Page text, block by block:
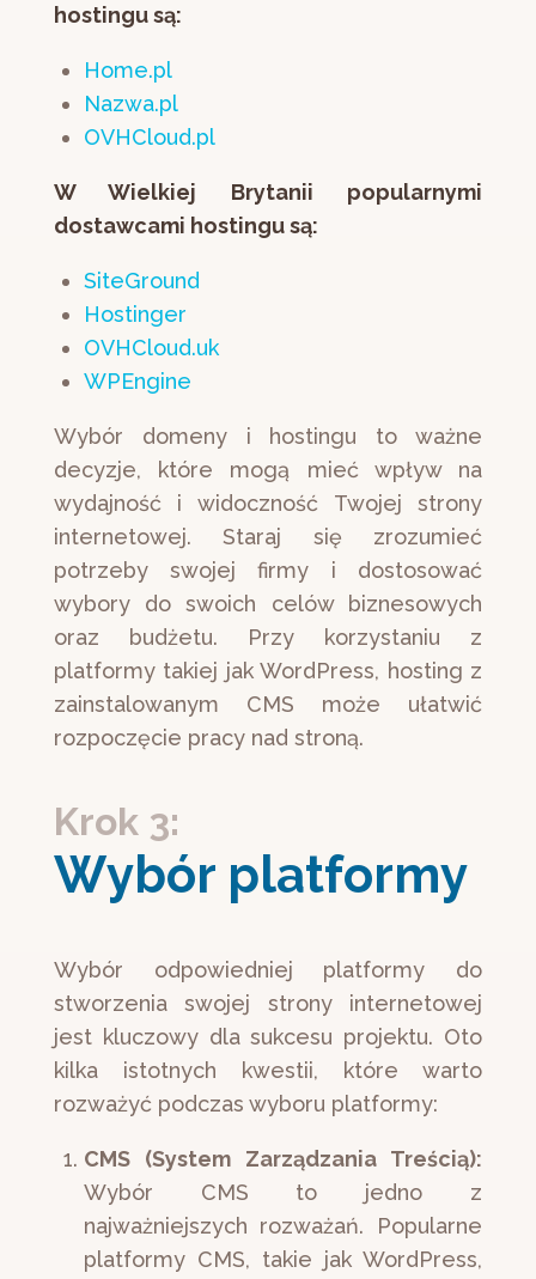
hostingu są:
Home.pl
Nazwa.pl
OVHCloud.pl
W Wielkiej Brytanii popularnymi
dostawcami hostingu są:
SiteGround
Hostinger
OVHCloud.uk
WPEngine
Wybór domeny i hostingu to ważne
decyzje, które mogą mieć wpływ na
wydajność i widoczność Twojej strony
internetowej. Staraj się zrozumieć
potrzeby swojej firmy i dostosować
wybory do swoich celów biznesowych
oraz budżetu. Przy korzystaniu z
platformy takiej jak WordPress, hosting z
zainstalowanym CMS może ułatwić
rozpoczęcie pracy nad stroną.
Krok 3:
Wybór platformy
Wybór odpowiedniej platformy do
stworzenia swojej strony internetowej
jest kluczowy dla sukcesu projektu. Oto
kilka istotnych kwestii, które warto
rozważyć podczas wyboru platformy:
CMS (System Zarządzania Treścią):
Wybór CMS to jedno z
najważniejszych rozważań. Popularne
platformy CMS, takie jak WordPress,